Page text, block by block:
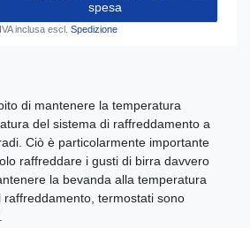
spesa
IVA inclusa escl.Spedizione
di mantenere la temperatura
del sistema di raffreddamento a
Ciò è particolarmente importante
raffreddare i gusti di birra davvero
la bevanda alla temperatura
termostati sono